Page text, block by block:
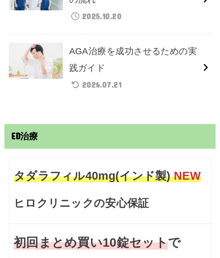
2025.10.20
AGA治療を成功させるための実
践ガイド
2026.07.21
ED治療
タダラフィル40mg(インド製)NEW
ヒロクリニックの安心保証
初回まとめ買い10錠セットで